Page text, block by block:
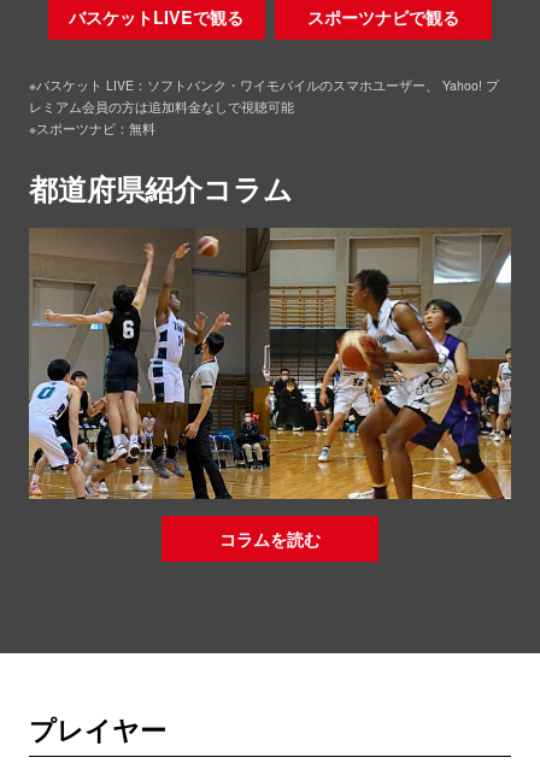
バスケットLIVEで観る スポーツナビで観る
※バスケット LIVE：ソフトバンク・ワイモバイルのスマホユーザー、 Yahoo! プ
レミアム会員の方は追加料金なしで視聴可能
※スポーツナビ：無料
都道府県紹介コラム
コラムを読む
プレイヤー